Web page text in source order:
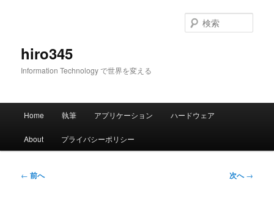
hiro345
Information Technology で世界を変える
索
メ
Home 執筆 アプリケーション ハードウェア
About プライバシーポリシー
投
← 前へ 次へ→